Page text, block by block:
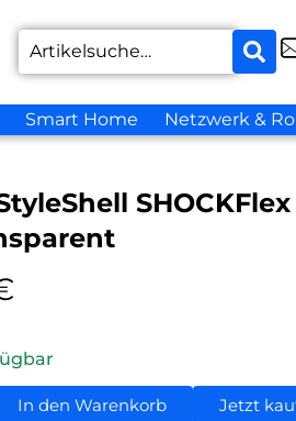
Smart Home Netzwerk &
In den Warenkorb Jetzt